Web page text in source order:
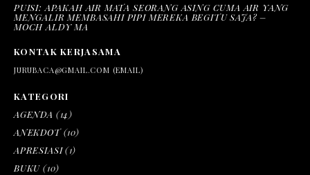
PUISI: APAKAH AIR MATA SEORANG ASING CUMA AIR YANG
MENGALIR MEMBASAHI PIPI MEREKA BEGITU SAJA? –
MOCH ALDY MA
KONTAK KERJASAMA
JURUBACA@GMAIL.COM (EMAIL)
KATEGORI
AGENDA (14)
ANEKDOT(10)
APRESIASI(1)
BUKU (10)